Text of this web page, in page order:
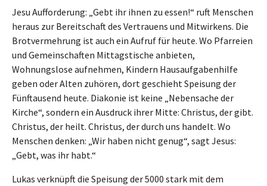
Jesu Aufforderung: „Gebt ihr ihnen zu essen!“ ruft Menschen
heraus zur Bereitschaft des Vertrauens und Mitwirkens. Die
Brotvermehrung ist auch ein Aufruf für heute. Wo Pfarreien
und Gemeinschaften Mittagstische anbieten,
Wohnungslose aufnehmen, Kindern Hausaufgabenhilfe
geben oder Alten zuhören, dort geschieht Speisung der
Fünftausend heute. Diakonie ist keine „Nebensache der
Kirche“, sondern ein Ausdruck ihrer Mitte: Christus, der gibt.
Christus, der heilt. Christus, der durch uns handelt. Wo
Menschen denken: „Wir haben nicht genug“, sagt Jesus:
„Gebt, was ihr habt.“
Lukas verknüpft die Speisung der 5000 stark mit dem